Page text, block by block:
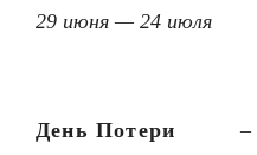
29 июня — 24 июля
День Потери –